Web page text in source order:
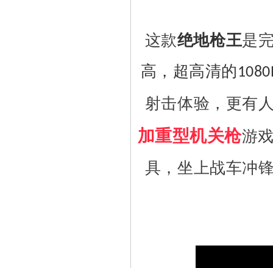
这款绝地枪王是
高，超高清的
射击体验，更有
加重型机关枪游
具，坐上战车冲